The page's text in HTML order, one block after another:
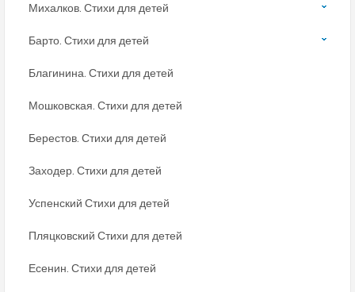
Михалков. Стихи для детей
Барто. Стихи для детей
Благинина. Стихи для детей
Мошковская. Стихи для детей
Берестов. Стихи для детей
Заходер. Стихи для детей
Успенский Стихи для детей
Пляцковский Стихи для детей
Есенин. Стихи для детей